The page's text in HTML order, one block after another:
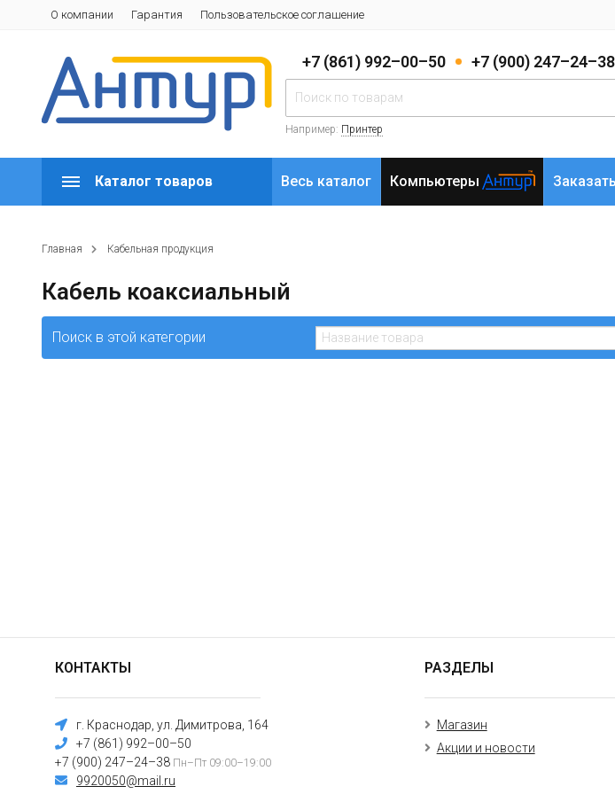
О компании Гарантия Пользовательское соглашение
+7 (861) 992–00–50 +7 (900) 247–24–38
Например: Принтер
Каталог товаров Весь каталог Компьютеры
Главная Кабельная продукция
Кабель коаксиальный
Поиск в этой категории
КОНТАКТЫ
г. Краснодар, ул. Димитрова, 164
+7 (861) 992–00–50
+7 (900) 247–24–38 Пн–Пт 09:00–19:00
9920050@mail.ru
РАЗДЕЛЫ
Магазин
Акции и новости